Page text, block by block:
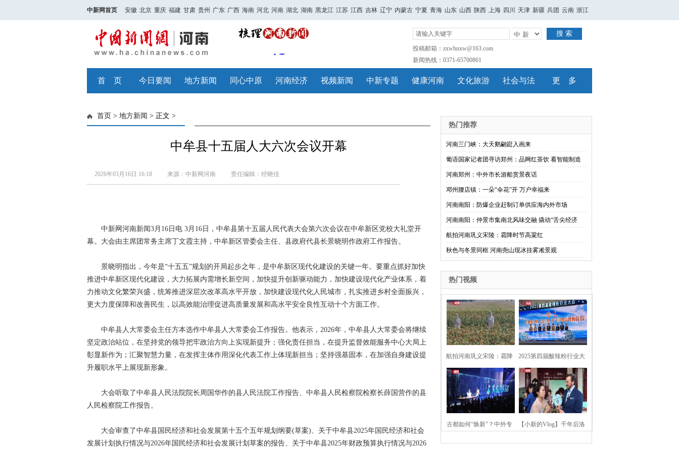
中新网首页 安徽 北京 重庆 福建 甘肃 贵州 广东 广西 海南 河北 河南 湖北 湖南 黑龙江 江苏 江西 吉林 辽宁 内蒙古 宁夏 青海 山东 山西 陕西 上海 四川 天津 新疆 兵团 云南 浙江
搜 索
投稿邮箱：zxwhnxw@163.com
新闻热线：0371-65700861
首 页 今日要闻 地方新闻 同心中原 河南经济 视频新闻 中新专题 健康河南 文化旅游 社会与法 更 多
首页 > 地方新闻 > 正文 >
中牟县十五届人大六次会议开幕
2026年03月16日 16:18 来源：中新网河南 责任编辑：经晓佳
中新网河南新闻3月16日电 3月16日，中牟县第十五届人民代表大会第六次会议在中牟新区党校大礼堂开
幕。大会由主席团常务主席丁文霞主持，中牟新区管委会主任、县政府代县长景晓明作政府工作报告。
景晓明指出，今年是“十五五”规划的开局起步之年，是中牟新区现代化建设的关键一年。要重点抓好加快
推进中牟新区现代化建设，大力拓展内需增长新空间，加快提升创新驱动能力，加快建设现代化产业体系，着
力推动文化繁荣兴盛，统筹推进深层次改革高水平开放，加快建设现代化人民城市，扎实推进乡村全面振兴，
更大力度保障和改善民生，以高效能治理促进高质量发展和高水平安全良性互动十个方面工作。
中牟县人大常委会主任方本选作中牟县人大常委会工作报告。他表示，2026年，中牟县人大常委会将继续
坚定政治站位，在坚持党的领导把牢政治方向上实现新提升；强化责任担当，在提升监督效能服务中心大局上
彰显新作为；汇聚智慧力量，在发挥主体作用深化代表工作上体现新担当；坚持强基固本，在加强自身建设提
升履职水平上展现新形象。
大会听取了中牟县人民法院院长周国华作的县人民法院工作报告、中牟县人民检察院检察长薛国营作的县
人民检察院工作报告。
大会审查了中牟县国民经济和社会发展第十五个五年规划纲要(草案)、关于中牟县2025年国民经济和社会
发展计划执行情况与2026年国民经济和社会发展计划草案的报告、关于中牟县2025年财政预算执行情况与2026
热门推荐
河南三门峡：大天鹅翩跹入画来
葡语国家记者团寻访郑州：品网红茶饮 看智能制造
河南郑州：中外市长游船赏景夜话
邓州腰店镇：一朵“伞花”开 万户幸福来
河南南阳：防爆企业赶制订单供应海内外市场
河南南阳：仲景市集南北风味交融 撬动“舌尖经济
航拍河南巩义宋陵：霜降时节高粱红
秋色与冬景同框 河南尧山现冰挂雾凇景观
热门视频
航拍河南巩义宋陵：霜降
时节高粱红
2025第四届酸辣粉行业大
会在河南开封举行
古都如何“焕新”？中外专 【小新的Vlog】千年后洛